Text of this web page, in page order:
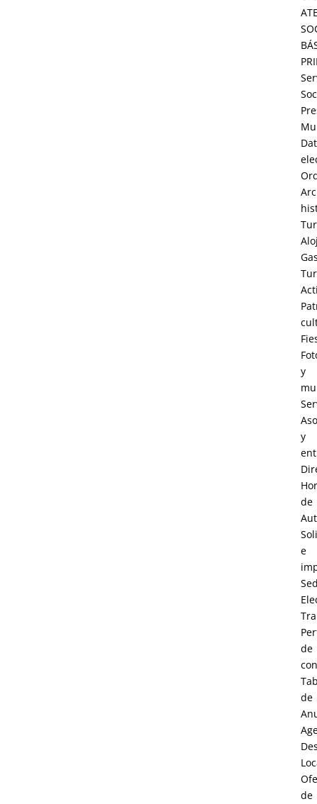
y
y
de
e
de
de
de